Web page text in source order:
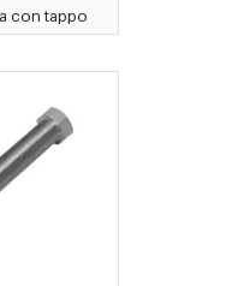
con tappo